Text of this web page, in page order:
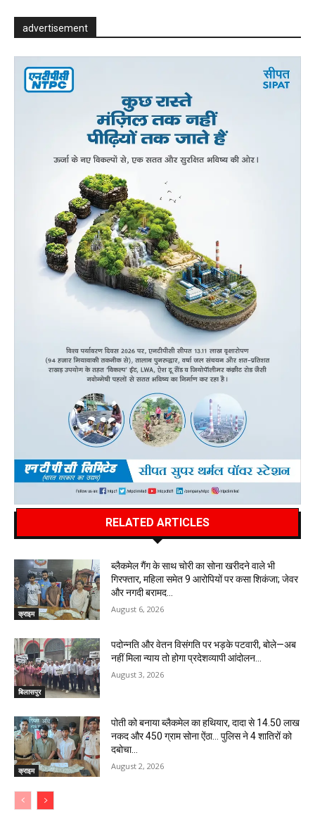
advertisement
RELATED ARTICLES
क्राइम
ब्लैकमेल गैंग के साथ चोरी का सोना खरीदने वाले भी
गिरफ्तार, महिला समेत 9 आरोपियों पर कसा शिकंजा; जेवर
और नगदी बरामद…
August 6, 2026
बिलासपुर
पदोन्नति और वेतन विसंगति पर भड़के पटवारी, बोले—अब
नहीं मिला न्याय तो होगा प्रदेशव्यापी आंदोलन…
August 3, 2026
क्राइम
पोती को बनाया ब्लैकमेल का हथियार, दादा से 14.50 लाख
नकद और 450 ग्राम सोना ऐंठा… पुलिस ने 4 शातिरों को
दबोचा…
August 2, 2026